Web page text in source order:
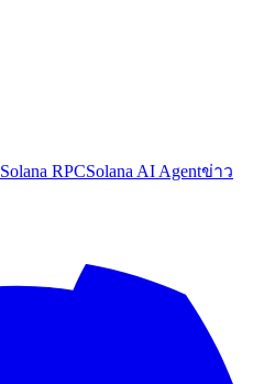
Solana RPCSolana AI Agentข่าว